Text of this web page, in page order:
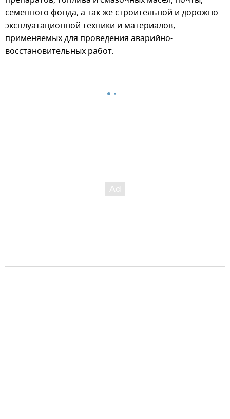
семенного фонда, а так же строительной и дорожно-
эксплуатационной техники и материалов,
применяемых для проведения аварийно-
восстановительных работ.